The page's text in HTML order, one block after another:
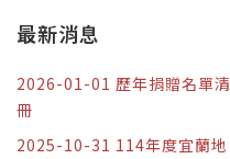
最新消息
2026-01-01 歷年捐贈名單清
冊
2025-10-31 114年度宜蘭地